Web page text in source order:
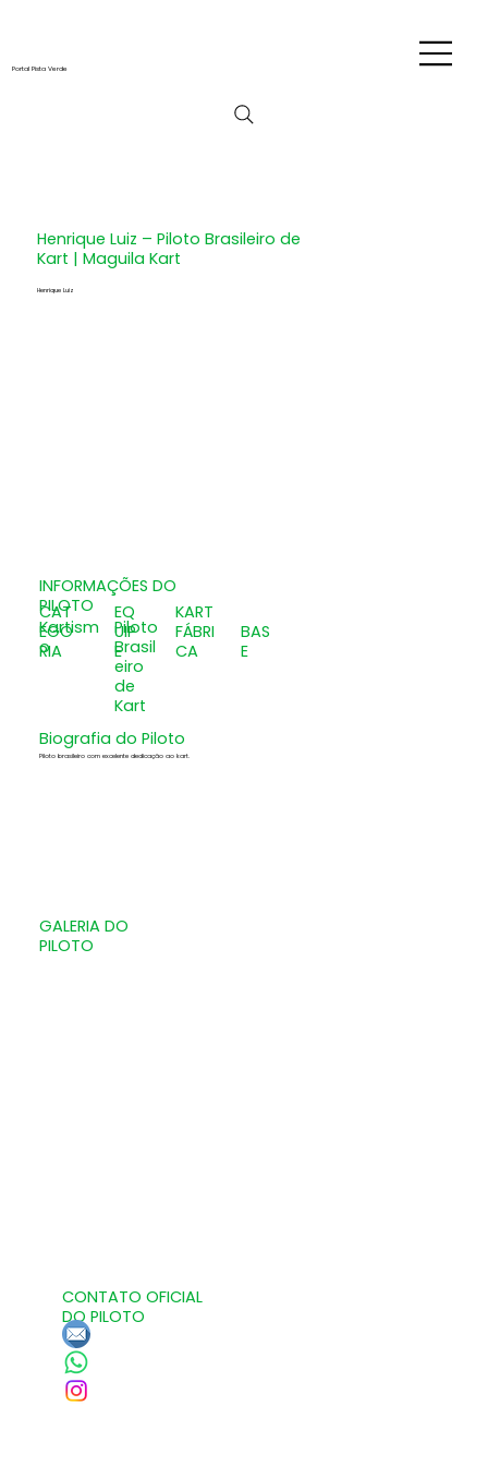
Portal Pista Verde
Henrique Luiz – Piloto Brasileiro de
Kart | Maguila Kart
Henrique Luiz
INFORMAÇÕES DO
PILOTO
CAT
EGO
RIA
Kartism
o
EQ
UIP
E
Piloto
Brasil
eiro
de
Kart
KART
FÁBRI
CA
BAS
E
Biografia do Piloto
Piloto brasileiro com excelente dedicação ao kart.
GALERIA DO
PILOTO
CONTATO OFICIAL
DO PILOTO